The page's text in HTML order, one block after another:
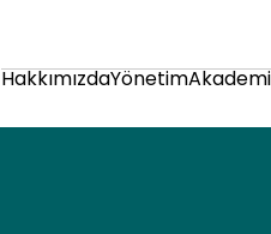
HakkımızdaYönetim